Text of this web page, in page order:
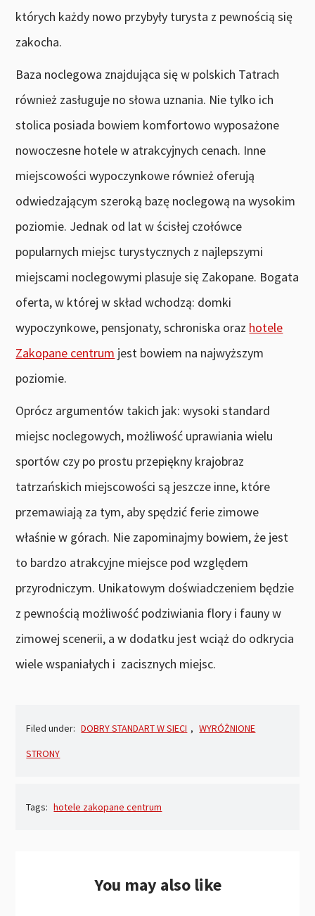
których każdy nowo przybyły turysta z pewnością się
zakocha.
Baza noclegowa znajdująca się w polskich Tatrach
również zasługuje no słowa uznania. Nie tylko ich
stolica posiada bowiem komfortowo wyposażone
nowoczesne hotele w atrakcyjnych cenach. Inne
miejscowości wypoczynkowe również oferują
odwiedzającym szeroką bazę noclegową na wysokim
poziomie. Jednak od lat w ścisłej czołówce
popularnych miejsc turystycznych z najlepszymi
miejscami noclegowymi plasuje się Zakopane. Bogata
oferta, w której w skład wchodzą: domki
wypoczynkowe, pensjonaty, schroniska oraz hotele
Zakopane centrum jest bowiem na najwyższym
poziomie.
Oprócz argumentów takich jak: wysoki standard
miejsc noclegowych, możliwość uprawiania wielu
sportów czy po prostu przepiękny krajobraz
tatrzańskich miejscowości są jeszcze inne, które
przemawiają za tym, aby spędzić ferie zimowe
właśnie w górach. Nie zapominajmy bowiem, że jest
to bardzo atrakcyjne miejsce pod względem
przyrodniczym. Unikatowym doświadczeniem będzie
z pewnością możliwość podziwiania flory i fauny w
zimowej scenerii, a w dodatku jest wciąż do odkrycia
wiele wspaniałych i zacisznych miejsc.
Filed under: DOBRY STANDART W SIECI , WYRÓŻNIONE
STRONY
Tags: hotele zakopane centrum
You may also like